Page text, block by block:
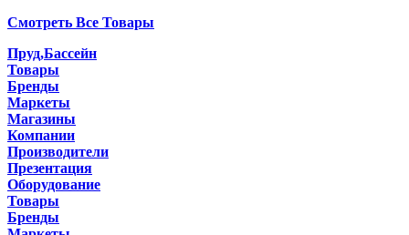
Смотреть Все Товары
Пруд,Бассейн
Товары
Бренды
Маркеты
Магазины
Компании
Производители
Презентация
Оборудование
Товары
Бренды